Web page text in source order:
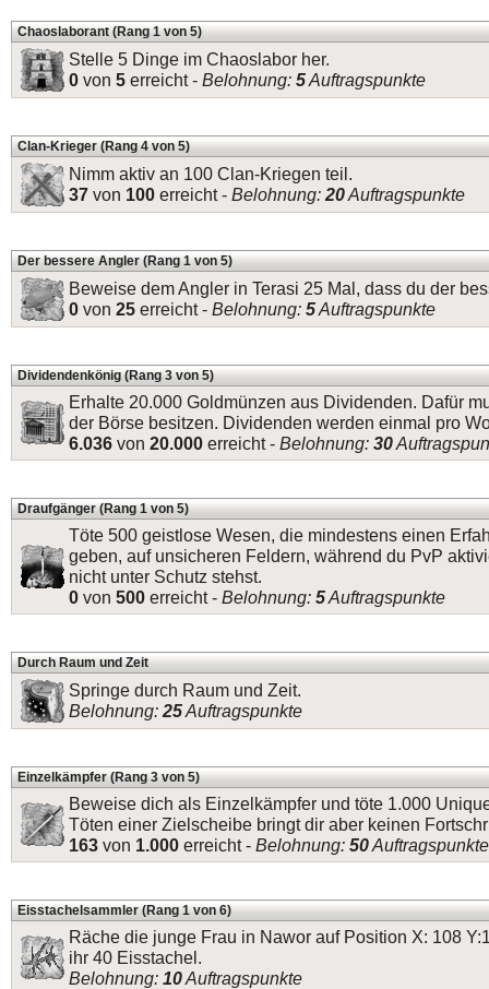
Chaoslaborant (Rang 1 von 5)
Stelle 5 Dinge im Chaoslabor her.
0 von 5 erreicht - Belohnung: 5Auftragspunkte
Clan-Krieger (Rang 4 von 5)
Nimm aktiv an 100 Clan-Kriegen teil.
37 von 100 erreicht - Belohnung: 20Auftragspunkte
Der bessere Angler (Rang 1 von 5)
Beweise dem Angler in Terasi 25 Mal, dass du der
0 von 25 erreicht - Belohnung: 5Auftragspunkte
Dividendenkönig (Rang 3 von 5)
Erhalte 20.000 Goldmünzen aus Dividenden. Dafür
der Börse besitzen. Dividenden werden einmal pro
6.036 von 20.000 erreicht - Belohnung: 30
Draufgänger (Rang 1 von 5)
Töte 500 geistlose Wesen, die mindestens einen
geben, auf unsicheren Feldern, während du PvP
nicht unter Schutz stehst.
0 von 500 erreicht - Belohnung: 5Auftragspunkte
Durch Raum und Zeit
Springe durch Raum und Zeit.
Belohnung: 25Auftragspunkte
Einzelkämpfer (Rang 3 von 5)
Beweise dich als Einzelkämpfer und töte 1.000
Töten einer Zielscheibe bringt dir aber keinen
163 von 1.000 erreicht - Belohnung: 50Auftragspunkte
Eisstachelsammler (Rang 1 von 6)
Räche die junge Frau in Nawor auf Position X: 108
ihr 40 Eisstachel.
Belohnung: 10Auftragspunkte